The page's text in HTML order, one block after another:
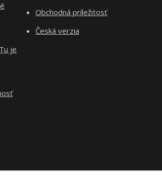
je
Obchodná príležitosť
Česká verzia